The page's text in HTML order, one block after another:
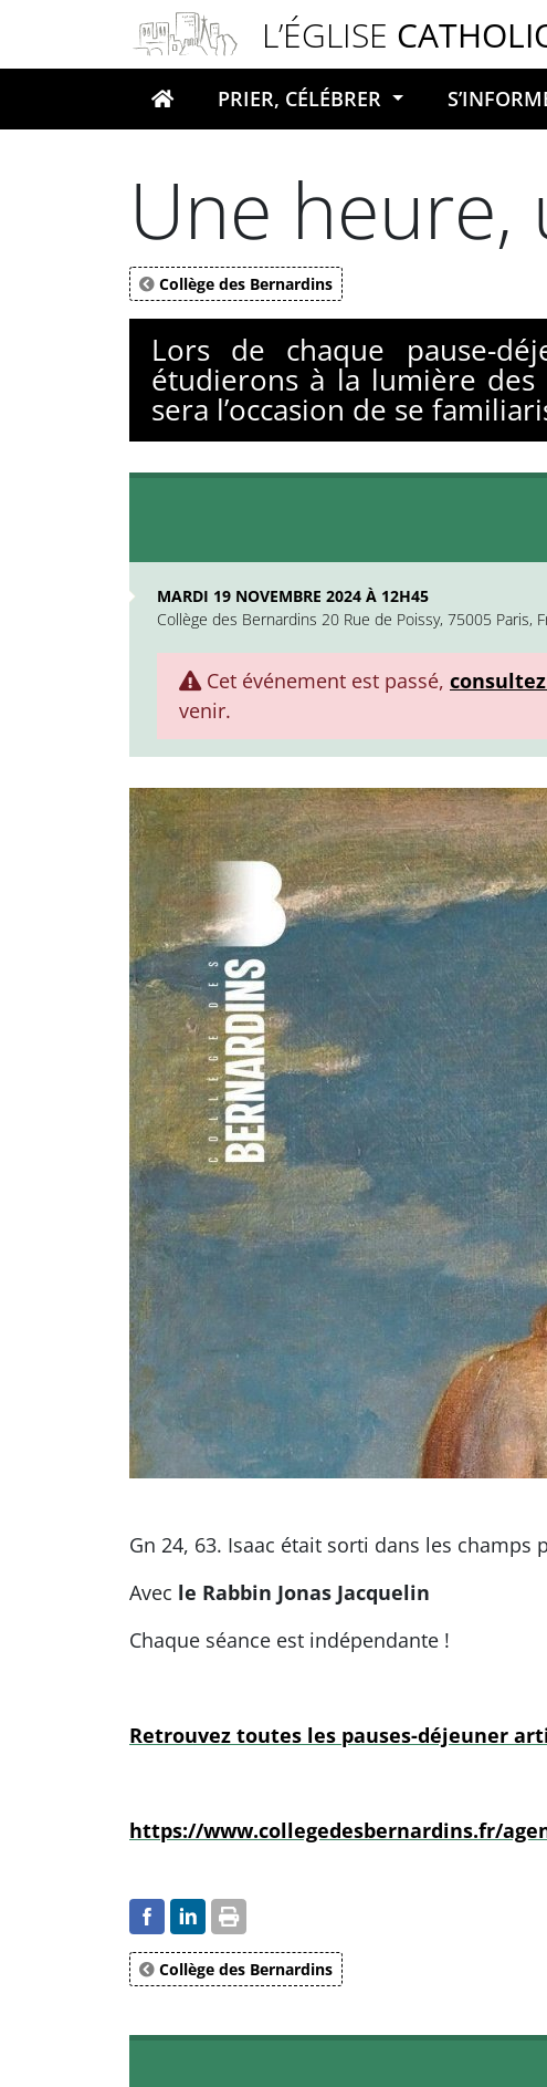
L’ÉGLISE
Votre recherche
PRIER, CÉLÉBRER
Une heure,
Collège des Bernardins
Lors de chaque pause-
étudierons à la lumière
sera l’occasion de se
MARDI 19 NOVEMBRE 2024 À 12H45
Collège des Bernardins 20 Rue de Poissy, 75005 Paris,
Cet événement est passé, consultez
venir.
Gn 24, 63. Isaac était sorti dans les
Avec le Rabbin Jonas Jacquelin
Chaque séance est indépendante !
Retrouvez toutes les pauses-déjeuner
https://www.collegedesbernardins.fr/
Collège des Bernardins
Panneau de gestion des cookies